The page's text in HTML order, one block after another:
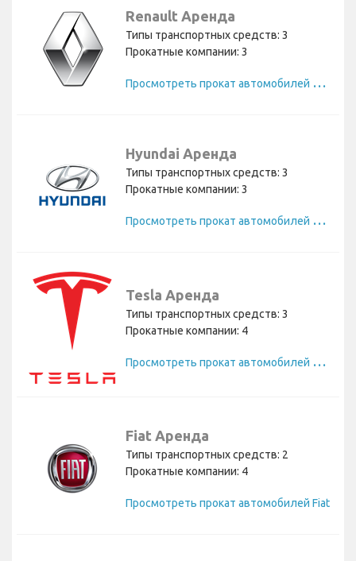
Renault Аренда
Типы транспортных средств: 3
Прокатные компании: 3
П
росмотреть прокат автомобилей Renault
Hyundai Аренда
Типы транспортных средств: 3
Прокатные компании: 3
П
росмотреть прокат автомобилей Hyundai
Tesla Аренда
Типы транспортных средств: 3
Прокатные компании: 4
П
росмотреть прокат автомобилей Tesla
Fiat Аренда
Типы транспортных средств: 2
Прокатные компании: 4
Просмотреть прокат автомобилей Fiat